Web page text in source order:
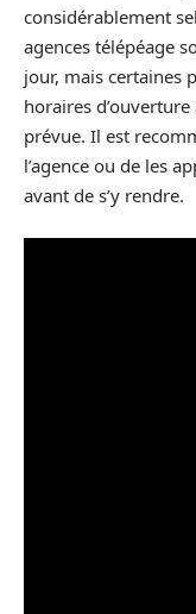
considérablement
agences télépéage
jour, mais certaines
horaires
prévue. Il est
l’agence ou de les
avant de s’y rendre.